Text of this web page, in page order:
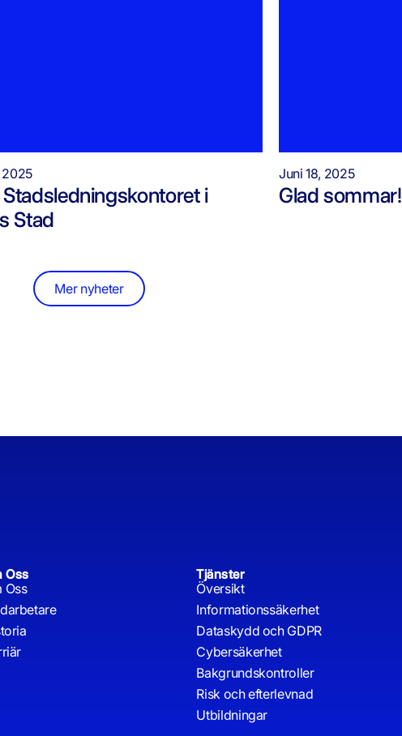
i
Stad
Juni 18, 2025
Glad sommar!
Mer nyheter
Oss
Oss
Tjänster
Översikt
Informationssäkerhet
Dataskydd och GDPR
Cybersäkerhet
Bakgrundskontroller
Risk och efterlevnad
Utbildningar